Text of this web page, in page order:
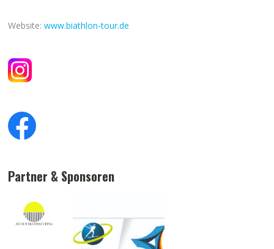
Website:www.biathlon-tour.de
Partner & Sponsoren